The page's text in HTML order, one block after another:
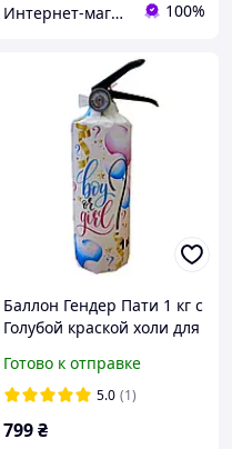
Интернет-магазин "Chika Boom" 100%
Баллон Гендер Пати 1 кг с
Голубой краской холи для
ребенка, DayHoli BAL0104
Boy
Готово к отправке
5.0 (1)
799₴